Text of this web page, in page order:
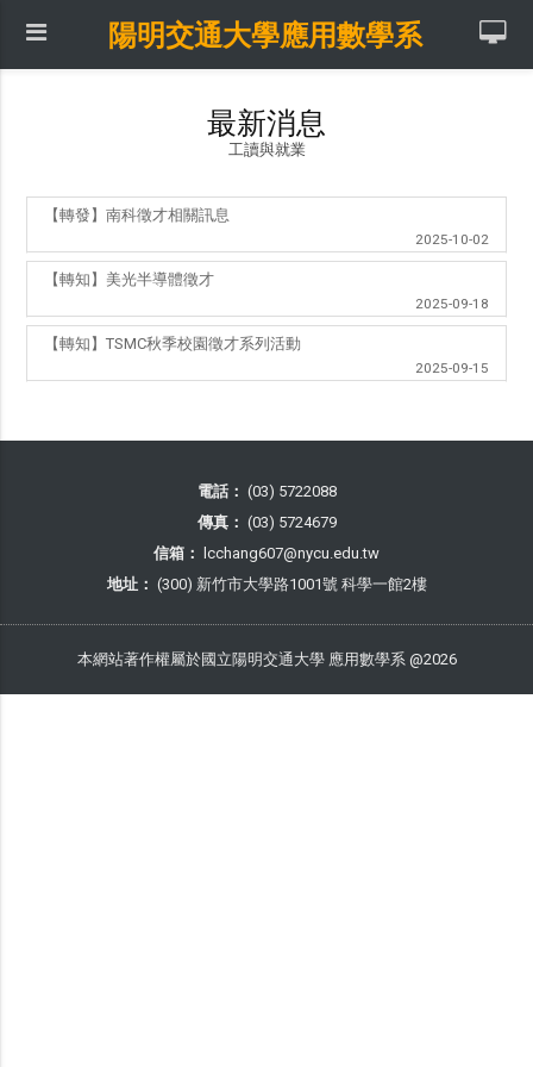
陽明交通大學應用數學系
最新消息
工讀與就業
【轉發】南科徵才相關訊息
2025-10-02
【轉知】美光半導體徵才
2025-09-18
【轉知】TSMC秋季校園徵才系列活動
2025-09-15
電話： (03) 5722088
傳真： (03) 5724679
信箱：
lcchang607@nycu.edu.tw
地址： (300) 新竹市大學路1001號 科學一館2樓
本網站著作權屬於國立陽明交通大學 應用數學系 @2026